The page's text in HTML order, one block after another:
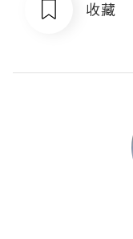
收藏